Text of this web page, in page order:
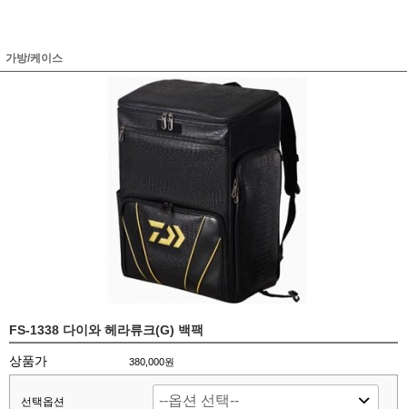
가방/케이스
FS-1338 다이와 헤라류크(G) 백팩
상품가 380,000원
선택옵션